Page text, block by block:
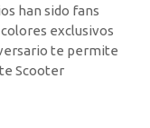
han sido fans
exclusivos
te permite
Scooter